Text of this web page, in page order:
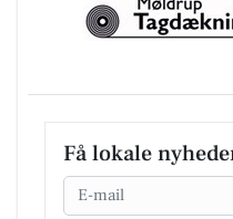
Få lokale
Email